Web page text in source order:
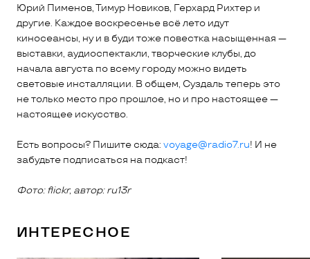
Юрий Пименов, Тимур Новиков, Герхард Рихтер и
другие. Каждое воскресенье всё лето идут
киносеансы, ну и в буди тоже повестка насыщенная —
выставки, аудиоспектакли, творческие клубы, до
начала августа по всему городу можно видеть
световые инсталляции. В общем, Суздаль теперь это
не только место про прошлое, но и про настоящее —
настоящее искусство.
Есть вопросы? Пишите сюда: voyage@radio7.ru! И не
забудьте подписаться на подкаст!
Фото: flickr, автор: ru13r
ИНТЕРЕСНОЕ